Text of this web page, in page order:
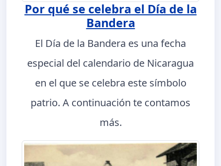
Por qué se celebra el Día de la
Bandera
El Día de la Bandera es una fecha
especial del calendario de Nicaragua
en el que se celebra este símbolo
patrio. A continuación te contamos
más.